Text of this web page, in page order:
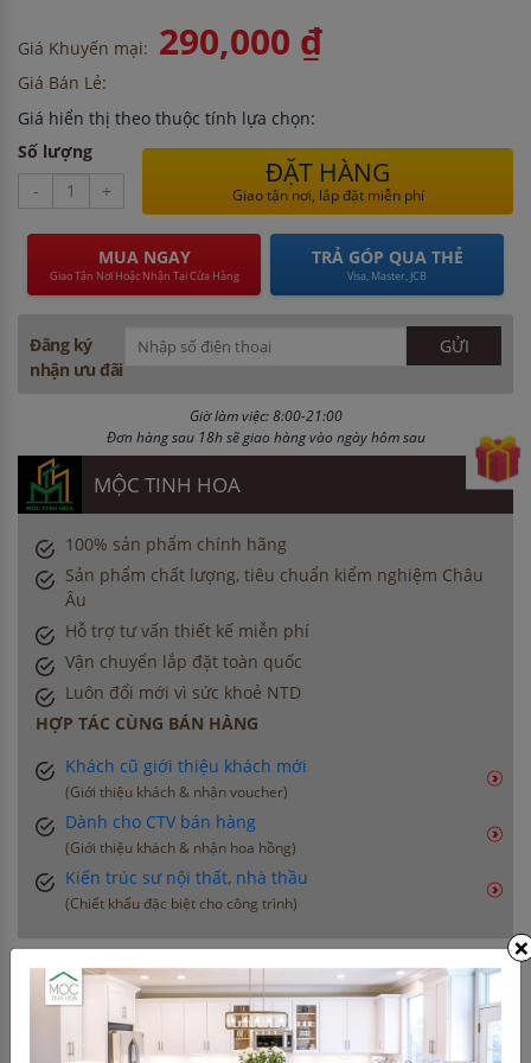
Giá Khuyến mại: 290,000 ₫
Giá Bán Lẻ:
Giá hiển thị theo thuộc tính lựa chọn:
Số lượng
-
+
ĐẶT HÀNG
Giao tận nơi, lắp đặt miễn phí
MUA NGAY
Giao Tận Nơi Hoặc Nhận Tại Cửa Hàng
TRẢ GÓP QUA THẺ
Visa, Master, JCB
Đăng ký
nhận ưu đãi
Giờ làm việc: 8:00-21:00
Đơn hàng sau 18h sẽ giao hàng vào ngày hôm sau
MỘC TINH HOA
100% sản phẩm chính hãng
Sản phẩm chất lượng, tiêu chuẩn kiểm nghiệm Châu
Âu
Hỗ trợ tư vấn thiết kế miễn phí
Vận chuyển lắp đặt toàn quốc
Luôn đổi mới vì sức khoẻ NTD
HỢP TÁC CÙNG BÁN HÀNG
Khách cũ giới thiệu khách mới
(Giới thiệu khách & nhận voucher)
Dành cho CTV bán hàng
(Giới thiệu khách & nhận hoa hồng)
Kiến trúc sư nội thất, nhà thầu
(Chiết khấu đặc biệt cho công trình)
THÔNG TIN LIÊN HỆ
0906 396 012
×